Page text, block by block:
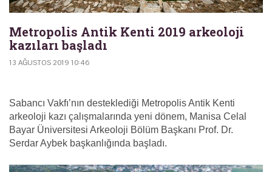
Metropolis Antik Kenti 2019 arkeoloji
kazıları başladı
13 AĞUSTOS 2019 10:46
Sabancı Vakfı’nın desteklediği Metropolis Antik Kenti
arkeoloji kazı çalışmalarında yeni dönem, Manisa Celal
Bayar Üniversitesi Arkeoloji Bölüm Başkanı Prof. Dr.
Serdar Aybek başkanlığında başladı.